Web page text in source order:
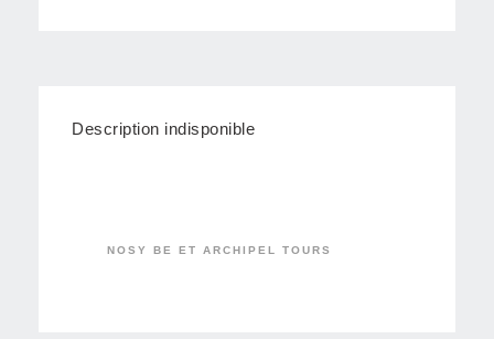
Description indisponible
NOSY BE ET ARCHIPEL TOURS